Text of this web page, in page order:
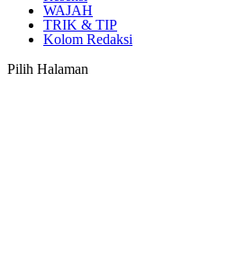
WAJAH
TRIK & TIP
Kolom Redaksi
Pilih Halaman